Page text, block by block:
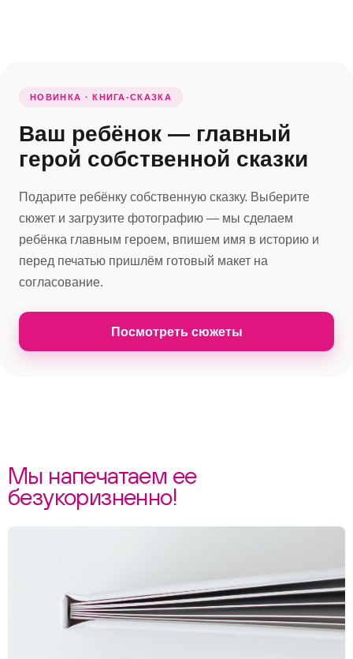
НОВИНКА · КНИГА-СКАЗКА
Ваш ребёнок — главный
герой собственной сказки
Подарите ребёнку собственную сказку. Выберите
сюжет и загрузите фотографию — мы сделаем
ребёнка главным героем, впишем имя в историю и
перед печатью пришлём готовый макет на
согласование.
Посмотреть сюжеты
Мы напечатаем ее
безукоризненно!